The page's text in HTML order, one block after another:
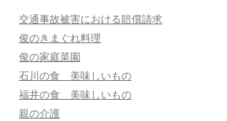
交通事故被害における賠償請求
俊のきまぐれ料理
俊の家庭菜園
石川の食 美味しいもの
福井の食 美味しいもの
親の介護